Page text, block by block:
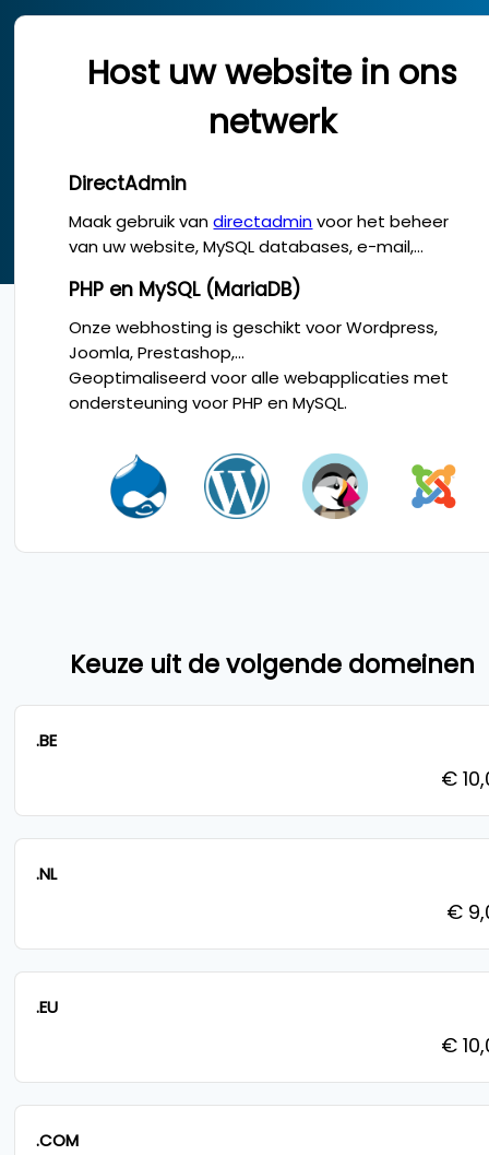
Host uw website in ons
netwerk
DirectAdmin
Maak gebruik vandirectadminvoor het beheer
van uw website, MySQL databases, e-mail,...
PHP en MySQL (MariaDB)
Onze webhosting is geschikt voor Wordpress,
Joomla, Prestashop,...
Geoptimaliseerd voor alle webapplicaties met
ondersteuning voor PHP en MySQL.
Keuze uit de volgende domeinen
.BE
€ 10
.NL
€ 9
.EU
€ 10
.COM